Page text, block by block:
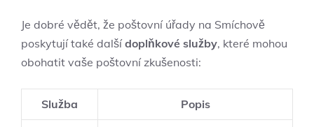
Je dobré vědět, že poštovní úřady na Smíchově
poskytují také dalšídoplňkové služby, které mohou
obohatit vaše poštovní zkušenosti:
Služba Popis